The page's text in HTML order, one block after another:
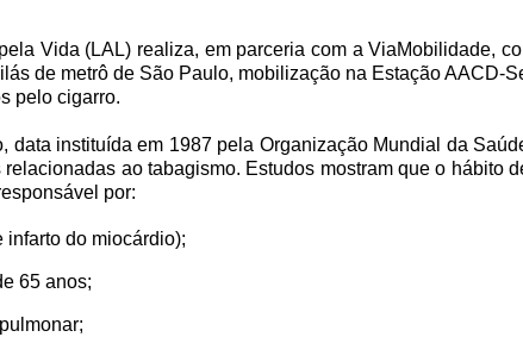
Vida (LAL) realiza, em parceria com a ViaMobilidade,
de metrô de São Paulo, mobilização na Estação AACD-
pelo cigarro.
instituída em 1987 pela Organização Mundial da
ao tabagismo. Estudos mostram que o hábito
por:
infarto do miocárdio);
65 anos;